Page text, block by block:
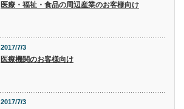
医療・福祉・食品の周辺産業のお客様向け
2017/7/3
医療機関のお客様向け
2017/7/3